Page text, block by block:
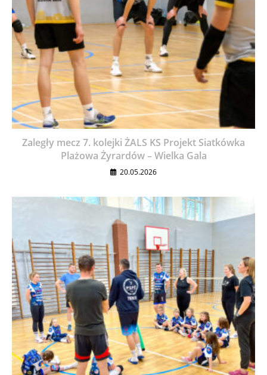
Zaległy mecz 7. kolejki ŻALS KS Projekt Siatkówka
Plażowa Żyrardów – Wielka Gala
20.05.2026